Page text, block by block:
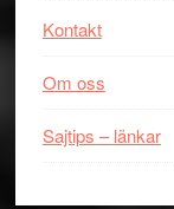
Kontakt
Om oss
Sajtips – länkar